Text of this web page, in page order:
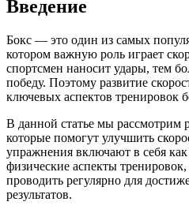
Введение
Бокс — это один из самых
котором важную роль играет
спортсмен наносит удары, тем
победу. Поэтому развитие
ключевых аспектов тренировок
В данной статье мы рассмотрим
которые помогут улучшить
упражнения включают в себя как
физические аспекты
проводить регулярно для
результатов.